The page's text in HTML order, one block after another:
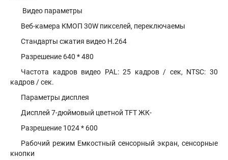
Видео параметры
Веб-камера КМОП 30W пикселей, переключаемы
Стандарты сжатия видео H.264
Разрешение 640 * 480
Частота кадров видео PAL: 25 кадров / сек, NTSC: 30
кадров / сек.
Параметры дисплея
Дисплей 7-дюймовый цветной TFT ЖК-
Разрешение 1024 * 600
Рабочий режим Емкостный сенсорный экран, сенсорные
кнопки